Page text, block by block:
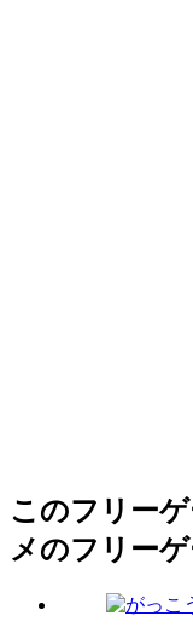
このフリー
メのフリー